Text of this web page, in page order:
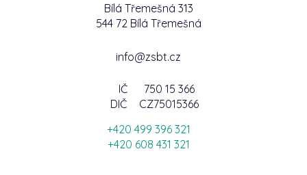
Bílá Třemešná 313
544 72 Bílá Třemešná
info@zsbt.cz
IČ
750 15 366
DIČ
CZ75015366
+420 499 396 321
+420 608 431 321